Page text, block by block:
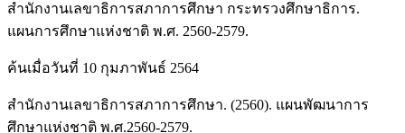
สำนักงานเลขาธิการสภาการศึกษา กระทรวงศึกษาธิการ.
แผนการศึกษาแห่งชาติ พ.ศ. 2560-2579.
ค้นเมื่อวันที่ 10 กุมภาพันธ์ 2564
สำนักงานเลขาธิการสภาการศึกษา. (2560). แผนพัฒนาการ
ศึกษาแห่งชาติ พ.ศ.2560-2579.